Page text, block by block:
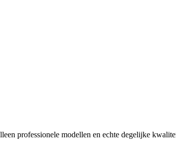
professionele modellen en echte degelijke